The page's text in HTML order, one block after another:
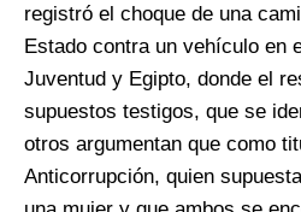
registró el choque de una
Estado contra un vehículo en
Juventud y Egipto, donde el
supuestos testigos, que se
otros argumentan que como
Anticorrupción, quien